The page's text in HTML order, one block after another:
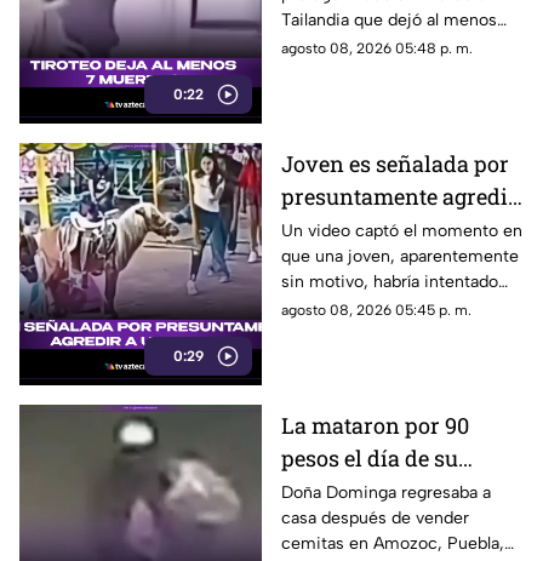
0:22
Tailandia que dejó al menos
siete personas muertas, entre
agosto 08, 2026 05:48 p. m.
0:29
Joven es señalada por
presuntamente agredir
a un pony en feria de
Pueblo Mágico
Un video captó el momento en
que una joven, aparentemente
sin motivo, habría intentado
agredir a un pequeño pony.
agosto 08, 2026 05:45 p. m.
La mataron por 90
pesos el día de su
cumpleaños; Este es el
caso de Doña Dominga
Doña Dominga regresaba a
casa después de vender
cemitas en Amozoc, Puebla,